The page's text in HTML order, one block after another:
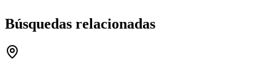
Búsquedas relacionadas